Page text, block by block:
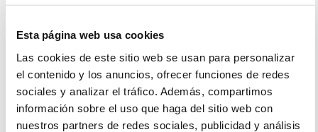
Esta página web usa cookies
Las cookies de este sitio web se usan para personalizar
el contenido y los anuncios, ofrecer funciones de redes
sociales y analizar el tráfico. Además, compartimos
información sobre el uso que haga del sitio web con
nuestros partners de redes sociales, publicidad y análisis
surfskate / desayuno incluido
Posibilidad de aumentar noches de estancia ( 37€/pax)